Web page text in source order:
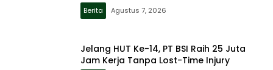
Berita Agustus 7, 2026
Jelang HUT Ke-14, PT BSI Raih 25 Juta
Jam Kerja Tanpa Lost-Time Injury